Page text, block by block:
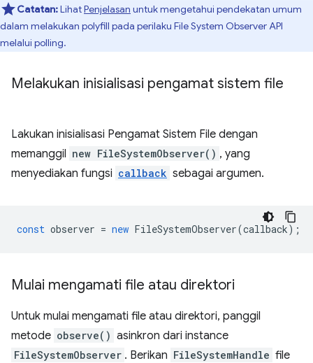
Catatan:LihatPenjelasan untuk mengetahui pendekatan umum
dalam melakukan polyfill pada perilaku File System Observer API
melalui polling.
Melakukan inisialisasi pengamat sistem file
Lakukan inisialisasi Pengamat Sistem File dengan
memanggil new FileSystemObserver() , yang
menyediakan fungsi callback sebagai argumen.
const observer = new FileSystemObserver(callback);
Mulai mengamati file atau direktori
Untuk mulai mengamati file atau direktori, panggil
metode observe() asinkron dari instance
FileSystemObserver . Berikan FileSystemHandle file